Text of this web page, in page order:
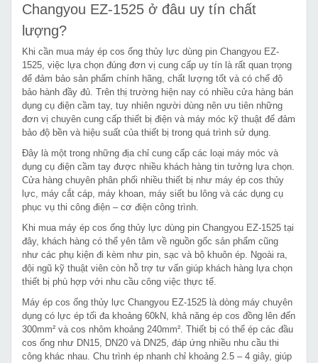
Changyou EZ-1525 ở đâu uy tín chất
lượng?
Khi cần mua máy ép cos ống thủy lực dùng pin Changyou EZ-
1525, việc lựa chọn đúng đơn vị cung cấp uy tín là rất quan trọng
để đảm bảo sản phẩm chính hãng, chất lượng tốt và có chế độ
bảo hành đầy đủ. Trên thị trường hiện nay có nhiều cửa hàng bán
dụng cụ điện cầm tay, tuy nhiên người dùng nên ưu tiên những
đơn vị chuyên cung cấp thiết bị điện và máy móc kỹ thuật để đảm
bảo độ bền và hiệu suất của thiết bị trong quá trình sử dụng.
Đây là một trong những địa chỉ cung cấp các loại máy móc và
dụng cụ điện cầm tay được nhiều khách hàng tin tưởng lựa chọn.
Cửa hàng chuyên phân phối nhiều thiết bị như máy ép cos thủy
lực, máy cắt cáp, máy khoan, máy siết bu lông và các dụng cụ
phục vụ thi công điện – cơ điện công trình.
Khi mua máy ép cos ống thủy lực dùng pin Changyou EZ-1525 tại
đây, khách hàng có thể yên tâm về nguồn gốc sản phẩm cũng
như các phụ kiện đi kèm như pin, sạc và bộ khuôn ép. Ngoài ra,
đội ngũ kỹ thuật viên còn hỗ trợ tư vấn giúp khách hàng lựa chọn
thiết bị phù hợp với nhu cầu công việc thực tế.
Máy ép cos ống thủy lực Changyou EZ-1525 là dòng máy chuyên
dụng có lực ép tối đa khoảng 60kN, khả năng ép cos đồng lên đến
300mm² và cos nhôm khoảng 240mm². Thiết bị có thể ép các đầu
cos ống như DN15, DN20 và DN25, đáp ứng nhiều nhu cầu thi
công khác nhau. Chu trình ép nhanh chỉ khoảng 2.5 – 4 giây, giúp